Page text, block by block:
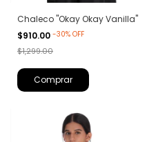
Chaleco "Okay Okay Vanilla"
$910.00 -30% OFF
$1,299.00
Comprar